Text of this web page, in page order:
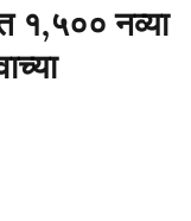
१,५०० नव्या